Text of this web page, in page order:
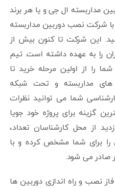
مداربسته ال جی و یا هر برند
با شرکت نصب دوربین مداربسته
این شرکت تا کنون بیش از
را به عهده داشته است. تیم
را از اولین مرحله خرید تا
های مداربسته و تحت شبکه
شما می توانید نظرات
گزینه برای پروژه خود جویا
از محل کارشناسان تعداد،
برای شما مشخص کرده و با
صادر می شود.
نصب و راه اندازی دوربین ها